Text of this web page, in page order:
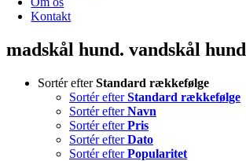
Kontakt
madskål hund. vandskål hund
Sortér efterStandard rækkefølge
Sortér efterStandard rækkefølge
Sortér efterNavn
Sortér efterPris
Sortér efterDato
Sortér efterPopularitet